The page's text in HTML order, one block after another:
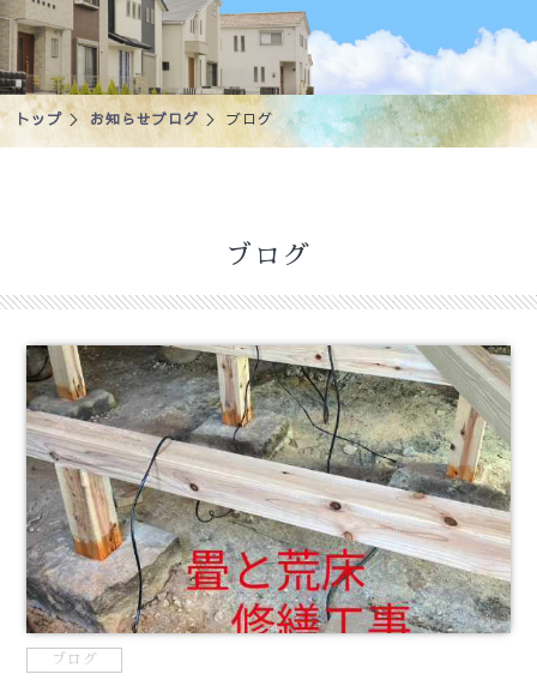
トップ＞ お知らせブログ ＞ ブログ
ブログ
ブログ